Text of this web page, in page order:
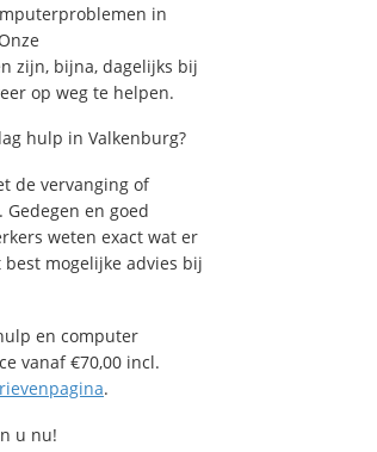
in
zijn, bijna, dagelijks bij
op weg te helpen.
hulp in Valkenburg?
de vervanging of
en goed
weten exact wat er
mogelijke advies bij
en computer
vanaf €70,00 incl.
.
u nu!